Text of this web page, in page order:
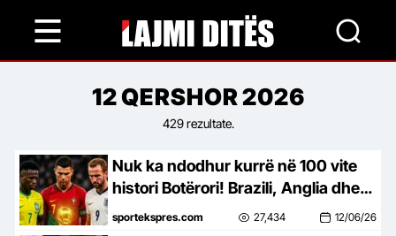
content
2026
12QERSHOR2026
429 rezultate.
Nuk ka ndodhur kurrë në 100 vite
histori Botërori! Brazili, Anglia dhe
Portugalia nuk e fitojnë dot
sportekspres.com 27,434 12/06/26